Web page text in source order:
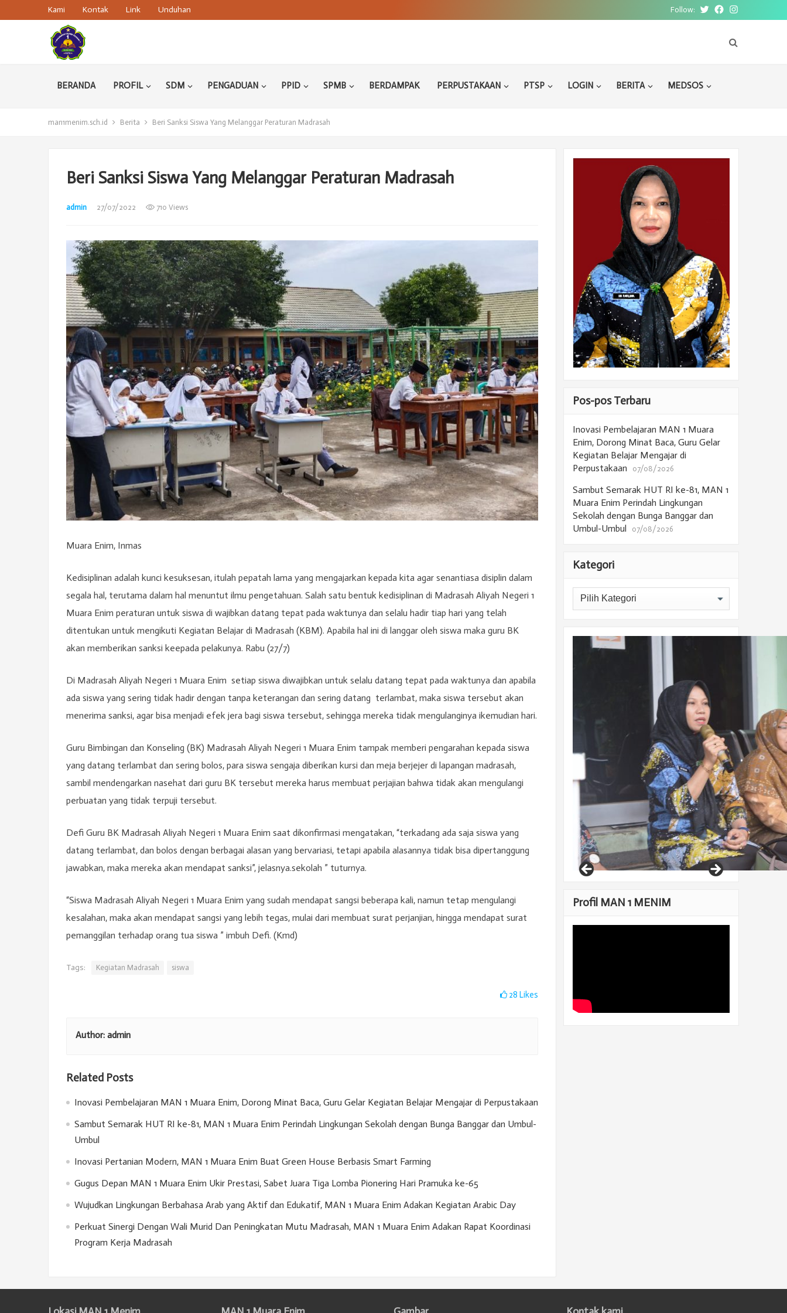
Kami Kontak Link Unduhan Follow: TwitterFacebookInstagram
BERANDA PROFIL SDM PENGADUAN PPID SPMB BERDAMPAK PERPUSTAKAAN PTSP LOGIN BERITA MEDSOS
man1menim.sch.id Berita Beri Sanksi Siswa Yang Melanggar Peraturan Madrasah
Beri Sanksi Siswa Yang Melanggar Peraturan Madrasah
admin 27/07/2022 710 Views
Muara Enim, Inmas
Kedisiplinan adalah kunci kesuksesan, itulah pepatah lama yang mengajarkan kepada kita agar senantiasa disiplin dalam
segala hal, terutama dalam hal menuntut ilmu pengetahuan. Salah satu bentuk kedisiplinan di Madrasah Aliyah Negeri 1
Muara Enim peraturan untuk siswa di wajibkan datang tepat pada waktunya dan selalu hadir tiap hari yang telah
ditentukan untuk mengikuti Kegiatan Belajar di Madrasah (KBM). Apabila hal ini di langgar oleh siswa maka guru BK
akan memberikan sanksi keepada pelakunya. Rabu (27/7)
Di Madrasah Aliyah Negeri 1 Muara Enim setiap siswa diwajibkan untuk selalu datang tepat pada waktunya dan apabila
ada siswa yang sering tidak hadir dengan tanpa keterangan dan sering datang terlambat, maka siswa tersebut akan
menerima sanksi, agar bisa menjadi efek jera bagi siswa tersebut, sehingga mereka tidak mengulanginya ikemudian hari.
Guru Bimbingan dan Konseling (BK) Madrasah Aliyah Negeri 1 Muara Enim tampak memberi pengarahan kepada siswa
yang datang terlambat dan sering bolos, para siswa sengaja diberikan kursi dan meja berjejer di lapangan madrasah,
sambil mendengarkan nasehat dari guru BK tersebut mereka harus membuat perjajian bahwa tidak akan mengulangi
perbuatan yang tidak terpuji tersebut.
Defi Guru BK Madrasah Aliyah Negeri 1 Muara Enim saat dikonfirmasi mengatakan, “terkadang ada saja siswa yang
datang terlambat, dan bolos dengan berbagai alasan yang bervariasi, tetapi apabila alasannya tidak bisa dipertanggung
jawabkan, maka mereka akan mendapat sanksi”, jelasnya.sekolah ” tuturnya.
“Siswa Madrasah Aliyah Negeri 1 Muara Enim yang sudah mendapat sangsi beberapa kali, namun tetap mengulangi
kesalahan, maka akan mendapat sangsi yang lebih tegas, mulai dari membuat surat perjanjian, hingga mendapat surat
pemanggilan terhadap orang tua siswa ” imbuh Defi. (Kmd)
Tags: Kegiatan Madrasah siswa
28 Likes
Author: admin
Related Posts
Inovasi Pembelajaran MAN 1 Muara Enim, Dorong Minat Baca, Guru Gelar Kegiatan Belajar Mengajar di Perpustakaan
Sambut Semarak HUT RI ke-81, MAN 1 Muara Enim Perindah Lingkungan Sekolah dengan Bunga Banggar dan Umbul-
Umbul
Inovasi Pertanian Modern, MAN 1 Muara Enim Buat Green House Berbasis Smart Farming
Gugus Depan MAN 1 Muara Enim Ukir Prestasi, Sabet Juara Tiga Lomba Pionering Hari Pramuka ke-65
Wujudkan Lingkungan Berbahasa Arab yang Aktif dan Edukatif, MAN 1 Muara Enim Adakan Kegiatan Arabic Day
Perkuat Sinergi Dengan Wali Murid Dan Peningkatan Mutu Madrasah, MAN 1 Muara Enim Adakan Rapat Koordinasi
Program Kerja Madrasah
Pos-pos Terbaru
Inovasi Pembelajaran MAN 1 Muara
Enim, Dorong Minat Baca, Guru Gelar
Kegiatan Belajar Mengajar di
Perpustakaan
07/08/2026
Sambut Semarak HUT RI ke-81, MAN 1
Muara Enim Perindah Lingkungan
Sekolah dengan Bunga Banggar dan
Umbul-Umbul
07/08/2026
Kategori
Kategori
Profil MAN 1 MENIM